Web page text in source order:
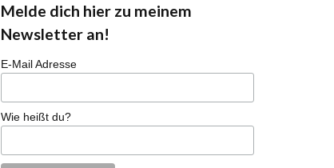
Melde dich hier zu meinem
Newsletter an!
E-Mail Adresse
Wie heißt du?